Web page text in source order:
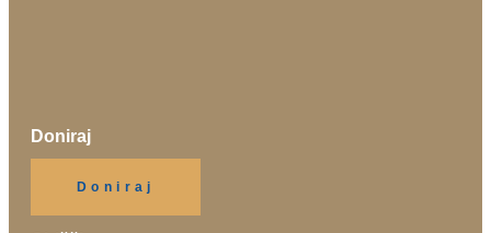
Doniraj
Doniraj